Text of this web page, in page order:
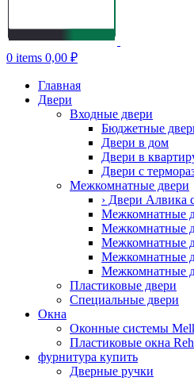
0 items 0,00 ₽
Главная
Двери
Входные двери
Бюджетные
Двери в дом
Двери в
Двери с
Межкомнатные двери
› Двери Алвика
Межкомнатные
Межкомнатные
Межкомнатные
Межкомнатные
Межкомнатные
Пластиковые двери
Специальные двери
Окна
Оконные системы
Пластиковые окна
фурнитура купить
Дверные ручки